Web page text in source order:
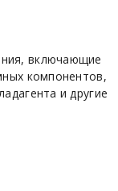
включающие
компонентов,
и другие